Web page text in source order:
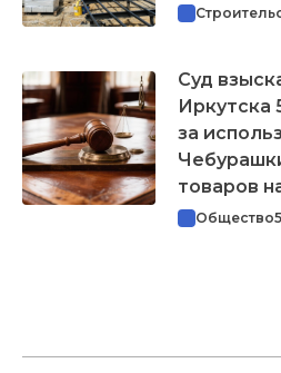
Суд
Иркутска
за
товаров
Общество